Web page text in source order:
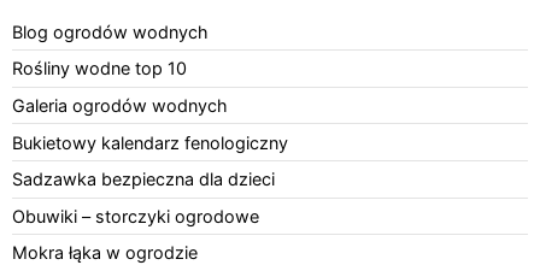
Blog ogrodów wodnych
Rośliny wodne top 10
Galeria ogrodów wodnych
Bukietowy kalendarz fenologiczny
Sadzawka bezpieczna dla dzieci
Obuwiki – storczyki ogrodowe
Mokra łąka w ogrodzie